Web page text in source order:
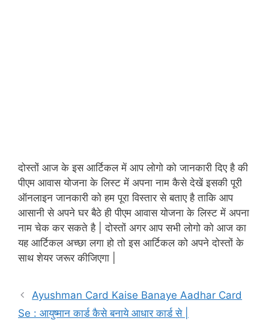
दोस्तों आज के इस आर्टिकल में आप लोगो को जानकारी दिए है की
पीएम आवास योजना के लिस्ट में अपना नाम कैसे देखें इसकी पूरी
ऑनलाइन जानकारी को हम पूरा विस्तार से बताए है ताकि आप
आसानी से अपने घर बैठे ही पीएम आवास योजना के लिस्ट में अपना
नाम चेक कर सकते है | दोस्तों अगर आप सभी लोगो को आज का
यह आर्टिकल अच्छा लगा हो तो इस आर्टिकल को अपने दोस्तों के
साथ शेयर जरूर कीजिएगा |
Ayushman Card Kaise Banaye Aadhar Card
Se : आयुष्मान कार्ड कैसे बनाये आधार कार्ड से |